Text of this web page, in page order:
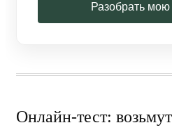
Разобрать
Онлайн-тест: